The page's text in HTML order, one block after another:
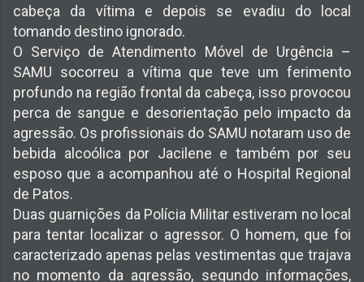
cabeça da vítima e depois se evadiu do local
tomando destino ignorado.
O Serviço de Atendimento Móvel de Urgência –
SAMU socorreu a vítima que teve um ferimento
profundo na região frontal da cabeça, isso provocou
perca de sangue e desorientação pelo impacto da
agressão. Os profissionais do SAMU notaram uso de
bebida alcoólica por Jacilene e também por seu
esposo que a acompanhou até o Hospital Regional
de Patos.
Duas guarnições da Polícia Militar estiveram no local
para tentar localizar o agressor. O homem, que foi
caracterizado apenas pelas vestimentas que trajava
no momento da agressão, segundo informações,